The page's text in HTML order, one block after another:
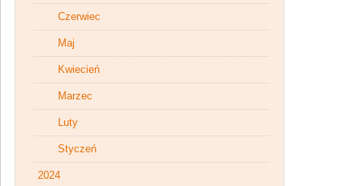
Czerwiec
Maj
Kwiecień
Marzec
Luty
Styczeń
2024